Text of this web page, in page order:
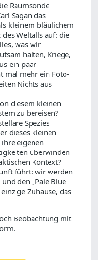
Raumsonde
Sagan das
kleinem bläulichem
Weltalls auf: die
was wir
halten, Kriege,
ein paar
mal mehr ein Foto-
Nichts aus
diesem kleinen
zu bereisen?
Spezies
dieses kleinen
eigenen
überwinden
Kontext?
führt: wir werden
den „Pale Blue
Zuhause, das
Beobachtung mit